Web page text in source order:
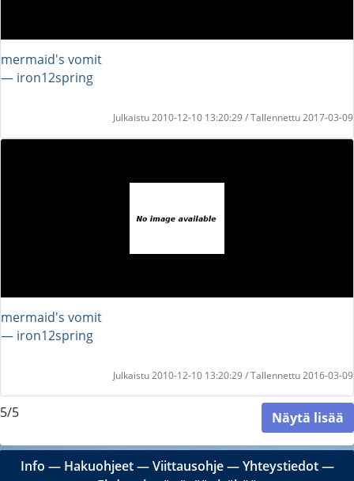
mermaid's vomit
― iron12spring
Julkaistu 2010-12-10 13:20:29 / Tallennettu 2017-03-09
mermaid's vomit
― iron12spring
Julkaistu 2010-12-10 13:20:29 / Tallennettu 2016-03-09
5/5 Näytä lisää
Info ― Hakuohjeet―Viittausohje―Yhteystiedot―